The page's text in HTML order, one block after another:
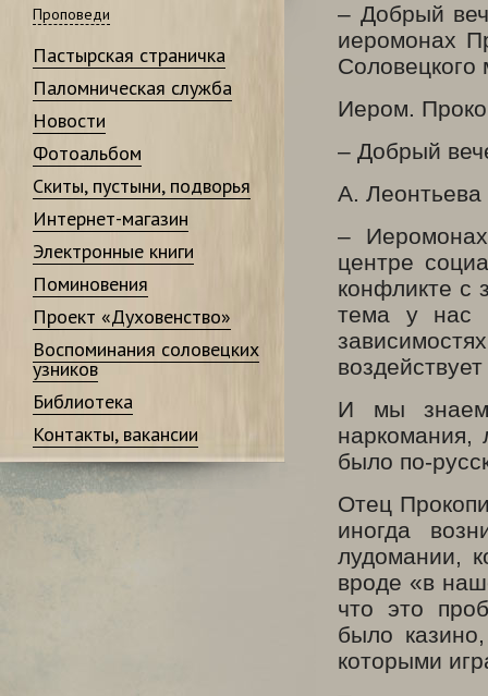
Проповеди
Пастырская страничка
Паломническая служба
Новости
Фотоальбом
Скиты, пустыни, подворья
Интернет-магазин
Электронные книги
Поминовения
Проект «Духовенство»
Воспоминания соловецких
узников
Библиотека
Контакты, вакансии
– Добрый
иеромонах
Иером.
– Добрый
А. Леонтьева
–
центре
конфликте с
тема у нас
И мы знаем
наркомания,
было по-
Отец
иногда
лудомании,
вроде «в
что это
было
которыми